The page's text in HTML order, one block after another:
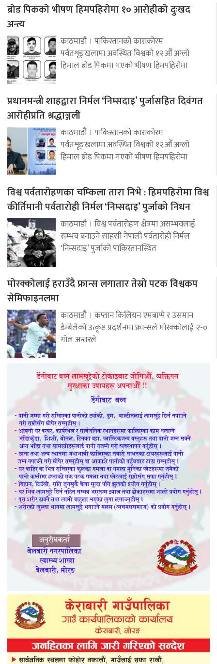
ब्रोड पिकको भीषण हिमपहिरोमा १० आरोहीको दुःखद
अन्त्य
काठमाडौं । पाकिस्तानको काराकोरम
पर्वतशृङ्खलामा अवस्थित विश्वको १२औँ अग्लो
हिमाल ब्रोड पिकमा गएको भीषण हिमपहिरोमा
प्रधानमन्त्री शाहद्वारा निर्मल ‘निम्सदाइ’ पुर्जासहित दिवंगत
आरोहीप्रति श्रद्धाञ्जली
काठमाडौं । पाकिस्तानको काराकोरम
पर्वतशृङ्खलामा अवस्थित विश्वको १२औँ अग्लो
हिमाल ब्रोड पिकमा गएको भीषण हिमपहिरोमा
विश्व पर्वतारोहणका चम्किला तारा निभे : हिमपहिरोमा विश्व
कीर्तिमानी पर्वतारोही निर्मल ‘निम्सदाइ’ पुर्जाको निधन
काठमाडौं । विश्व पर्वतारोहण क्षेत्रमा असम्भवलाई
सम्भव बनाउने साहसी नेपाली पर्वतारोही निर्मल
‘निम्सदाइ’ पुर्जाको पाकिस्तानस्थित
मोरक्कोलाई हराउँदै फ्रान्स लगातार तेस्रो पटक विश्वकप
सेमिफाइनलमा
काठमाडौं । कप्तान किलियन एमबाप्पे र उसमान
डेम्बेलेको उत्कृष्ट प्रदर्शनमा फ्रान्सले मोरक्कोलाई २-०
गोल अन्तरले